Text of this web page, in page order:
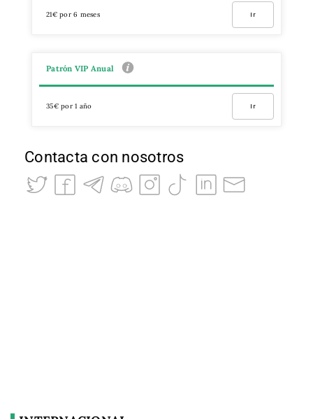
21€ por 6 meses Ir
Patrón VIP Anual
35€ por 1 año Ir
Contacta con nosotros